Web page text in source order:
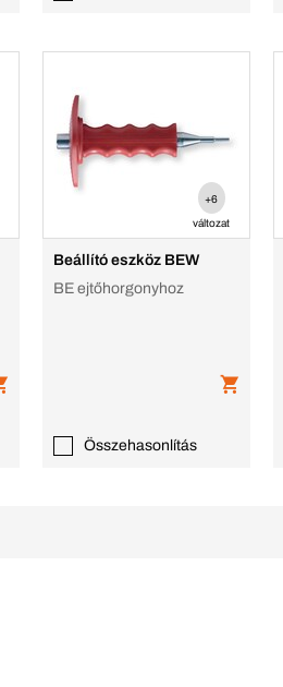
+6
változat
Beállító eszköz BEW
BE ejtőhorgonyhoz
Összehasonlítás